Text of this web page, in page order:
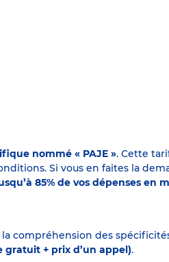
nommé « PAJE ». Cette
Si vous en faites la
85% de vos dépenses en
compréhension des
gratuit + prix d’un appel).